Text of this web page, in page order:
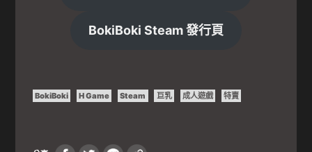
BokiBoki Steam 發行頁
BokiBoki H Game Steam 巨乳 成人遊戲 特賣